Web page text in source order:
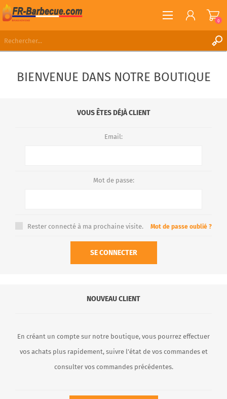
CONNEXION
0
BIENVENUE DANS NOTRE BOUTIQUE
VOUS ÊTES DÉJÀ CLIENT
Email:
Mot de passe:
Rester connecté à ma prochaine visite. Mot de passe oublié ?
SE CONNECTER
NOUVEAU CLIENT
En créant un compte sur notre boutique, vous pourrez effectuer
vos achats plus rapidement, suivre l’état de vos commandes et
consulter vos commandes précédentes.